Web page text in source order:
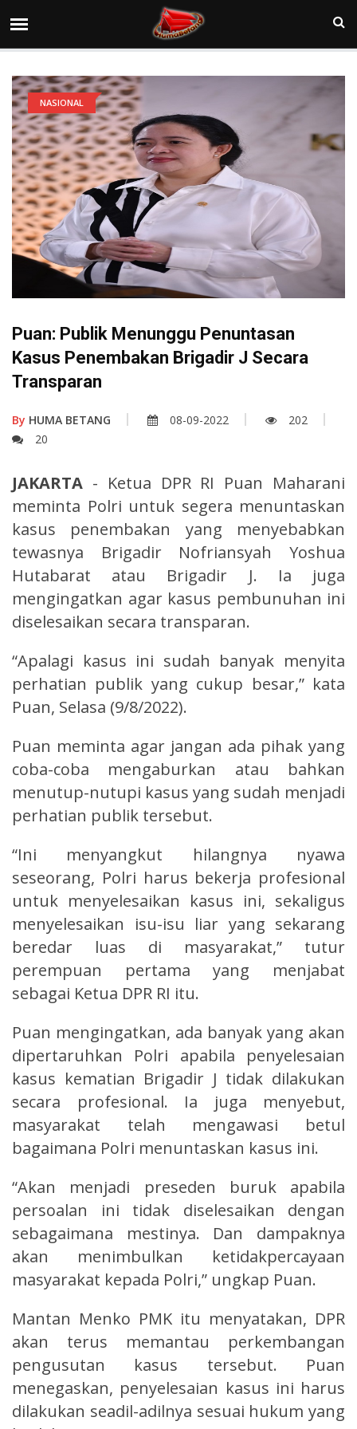
NASIONAL
Puan: Publik Menunggu Penuntasan
Kasus Penembakan Brigadir J Secara
Transparan
By HUMA BETANG 08-09-2022
202
20
JAKARTA - Ketua DPR RI Puan Maharani
meminta Polri untuk segera menuntaskan
kasus penembakan yang menyebabkan
tewasnya Brigadir Nofriansyah Yoshua
Hutabarat atau Brigadir J. Ia juga
mengingatkan agar kasus pembunuhan ini
diselesaikan secara transparan.
“Apalagi kasus ini sudah banyak menyita
perhatian publik yang cukup besar,” kata
Puan, Selasa (9/8/2022).
Puan meminta agar jangan ada pihak yang
coba-coba mengaburkan atau bahkan
menutup-nutupi kasus yang sudah menjadi
perhatian publik tersebut.
“Ini menyangkut hilangnya nyawa
seseorang, Polri harus bekerja profesional
untuk menyelesaikan kasus ini, sekaligus
menyelesaikan isu-isu liar yang sekarang
beredar luas di masyarakat,” tutur
perempuan pertama yang menjabat
sebagai Ketua DPR RI itu.
Puan mengingatkan, ada banyak yang akan
dipertaruhkan Polri apabila penyelesaian
kasus kematian Brigadir J tidak dilakukan
secara profesional. Ia juga menyebut,
masyarakat telah mengawasi betul
bagaimana Polri menuntaskan kasus ini.
“Akan menjadi preseden buruk apabila
persoalan ini tidak diselesaikan dengan
sebagaimana mestinya. Dan dampaknya
akan menimbulkan ketidakpercayaan
masyarakat kepada Polri,” ungkap Puan.
Mantan Menko PMK itu menyatakan, DPR
akan terus memantau perkembangan
pengusutan kasus tersebut. Puan
menegaskan, penyelesaian kasus ini harus
dilakukan seadil-adilnya sesuai hukum yang